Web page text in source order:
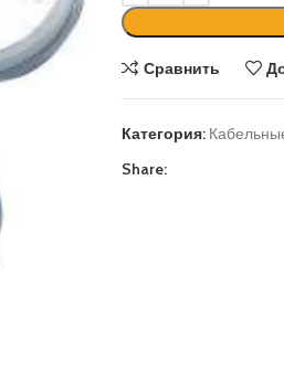
Сравнить
Категория:
Share: